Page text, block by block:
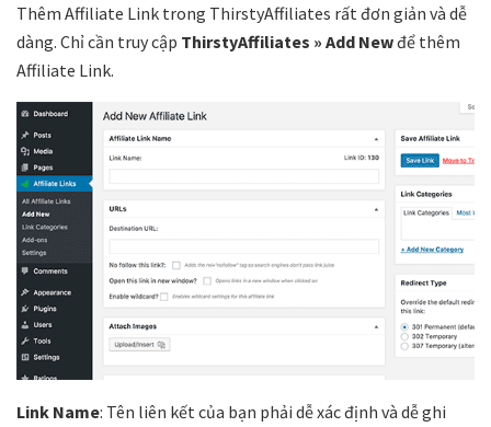
Thêm Affiliate Link trong ThirstyAffiliates rất đơn giản và dễ
dàng. Chỉ cần truy cập ThirstyAffiliates » Add Newđể thêm
Affiliate Link.
Link Name: Tên liên kết của bạn phải dễ xác định và dễ ghi